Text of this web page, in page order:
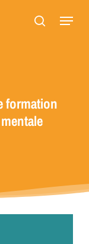
Menu
formation